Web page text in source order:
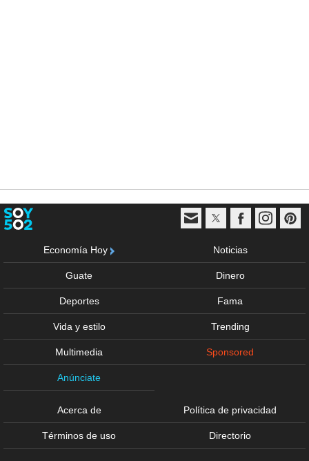
Economía Hoy Noticias
Guate Dinero
Deportes Fama
Vida y estilo Trending
Multimedia Sponsored
Anúnciate
Acerca de Política de privacidad
Términos de uso Directorio